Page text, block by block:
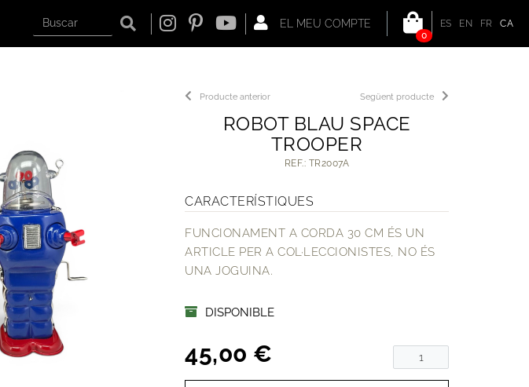
ES EN FR
CA
0
EL MEU COMPTE
Següent producte
Producte anterior
ROBOT BLAU SPACE
TROOPER
REF.: TR2007A
CARACTERÍSTIQUES
FUNCIONAMENT A CORDA 30 CM ÉS UN
ARTICLE PER A COL·LECCIONISTES, NO ÉS
UNA JOGUINA.
DISPONIBLE
45,00 €